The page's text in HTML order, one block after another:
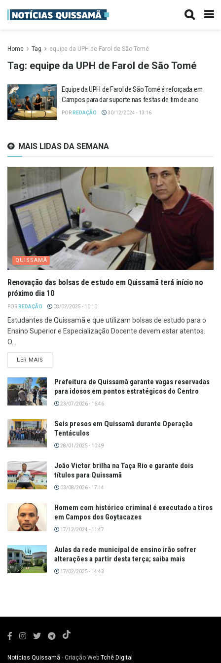
Home Tag equipe da UPH de Farol de São Tomé
Tag: equipe da UPH de Farol de São Tomé
Equipe da UPH de Farol de São Tomé é reforçada em
Campos para dar suporte nas festas de fim de ano
POR REDAÇÃO 30/12/2024 - 13:16
MAIS LIDAS DA SEMANA
QUISSAMÃ
Renovação das bolsas de estudo em Quissamã terá início no
próximo dia 10
POR REDAÇÃO 08/02/2025 - 10:10
Estudantes de Quissamã e que utilizam bolsas de estudo para o
Ensino Superior e Especialização Docente devem estar atentos.
O...
LER MAIS
Prefeitura de Quissamã garante vagas reservadas
para idosos em pontos estratégicos do Centro
23/07/2026 - 16:46
Seis presos em Quissamã durante Operação
Tentáculos
28/01/2025 - 10:49
João Victor brilha na Taça Rio e garante dois
títulos para Quissamã
03/08/2026 - 17:14
Homem com histórico criminal é executado a tiros
em Campos dos Goytacazes
17/12/2024 - 11:47
Aulas da rede municipal de ensino irão sofrer
alterações a partir desta terça; saiba mais
17/02/2025 - 14:43
Notícias Quissamã - Criação Web Tchê Digital